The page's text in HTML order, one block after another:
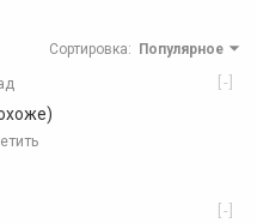
Сортировка: Популярное
[-]
[-]